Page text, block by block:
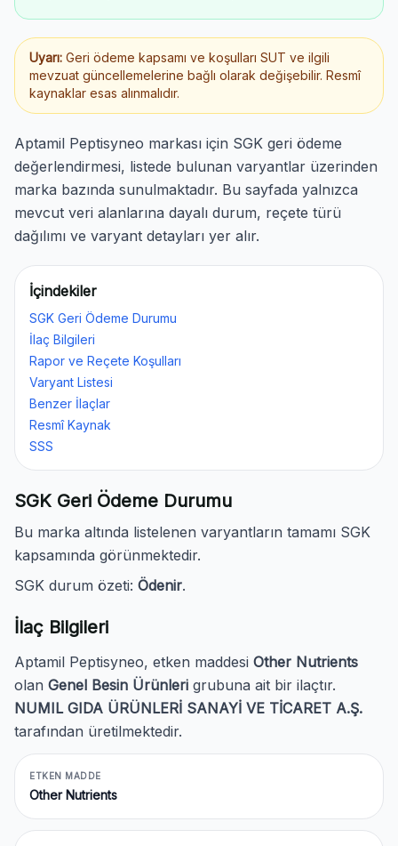
Uyarı: Geri ödeme kapsamı ve koşulları SUT ve ilgili
mevzuat güncellemelerine bağlı olarak değişebilir. Resmî
kaynaklar esas alınmalıdır.
Aptamil Peptisyneo markası için SGK geri ödeme
değerlendirmesi, listede bulunan varyantlar üzerinden
marka bazında sunulmaktadır. Bu sayfada yalnızca
mevcut veri alanlarına dayalı durum, reçete türü
dağılımı ve varyant detayları yer alır.
İçindekiler
SGK Geri Ödeme Durumu
İlaç Bilgileri
Rapor ve Reçete Koşulları
Varyant Listesi
Benzer İlaçlar
Resmî Kaynak
SSS
SGK Geri Ödeme Durumu
Bu marka altında listelenen varyantların tamamı SGK
kapsamında görünmektedir.
SGK durum özeti: Ödenir.
İlaç Bilgileri
Aptamil Peptisyneo, etken maddesi Other Nutrients
olan Genel Besin Ürünleri grubuna ait bir ilaçtır.
NUMIL GIDA ÜRÜNLERİ SANAYİ VE TİCARET A.Ş.
tarafından üretilmektedir.
ETKEN MADDE
Other Nutrients